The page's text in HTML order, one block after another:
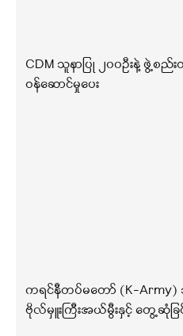
CDM သူနာပြု ၂၀၀ဦးနဲ့ ဖွဲ့စည်
ဝန်ဆောင်မှုပေး
ကရင်နီတပ်မတော် (K-
ဗိုလ်မှူးကြီးအယ်မွီးနှင့် တွေ့ဆုံခြ